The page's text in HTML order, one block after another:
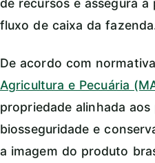
de recursos e assegura a
fluxo de caixa da
De acordo com
Agricultura e Pecuária
propriedade alinhada aos
biosseguridade e
a imagem do produto